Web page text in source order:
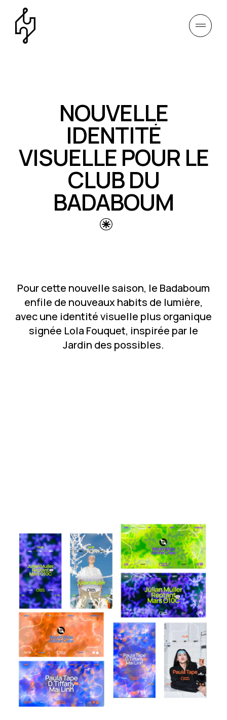
NOUVELLE
IDENTITÉ
VISUELLE POUR LE
CLUB DU
BADABOUM
Pour cette nouvelle saison, le Badaboum
enfile de nouveaux habits de lumière,
avec une identité visuelle plus organique
signée Lola Fouquet, inspirée par le
Jardin des possibles.